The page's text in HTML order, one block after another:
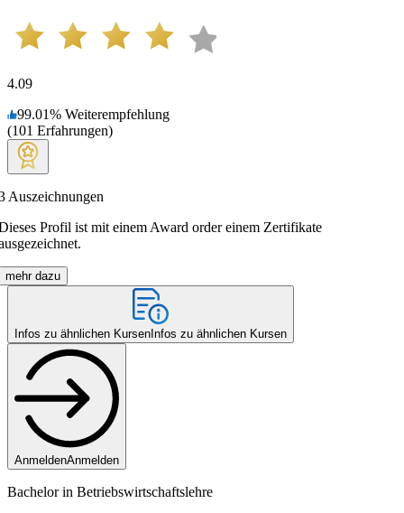
4.09
99.01% Weiterempfehlung
(101 Erfahrungen)
Auszeichnungen
Profil ist mit einem Award order einem Zertifikate
mehr dazu
Infos zu ähnlichen Kursen Infos zu ähnlichen Kursen
AnmeldenAnmelden
Bachelor in Betriebswirtschaftslehre